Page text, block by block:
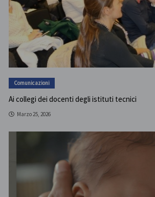
Comunicazioni
Ai collegi dei docenti degli istituti tecnici
Marzo 25, 2026